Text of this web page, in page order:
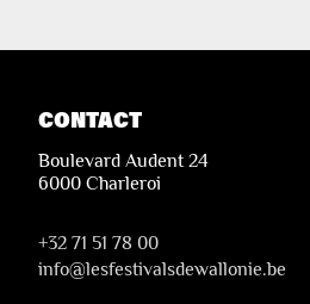
CONTACT
Boulevard Audent 24
6000 Charleroi
+32 71 51 78 00
info@lesfestivalsdewallonie.be